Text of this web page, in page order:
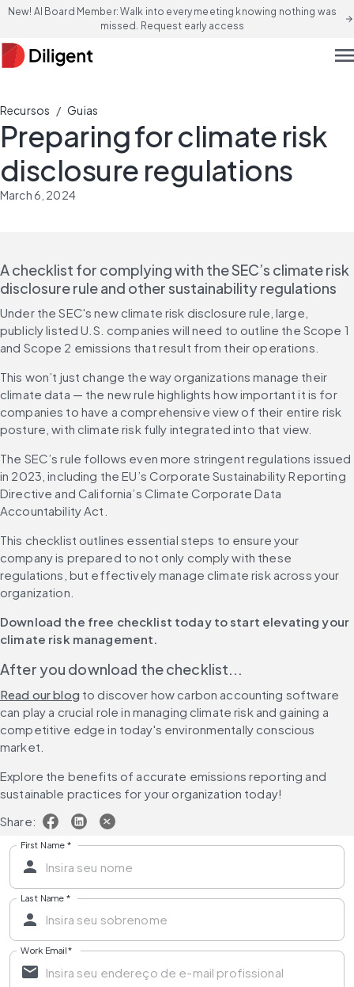
New! AI Board Member: Walk into every meeting knowing nothing was
missed. Request early access
arrow_forward
Recursos / Guias
Preparing for climate risk
disclosure regulations
March 6, 2024
A checklist for complying with the SEC’s climate risk
disclosure rule and other sustainability regulations
Under the SEC's new climate risk disclosure rule, large,
publicly listed U.S. companies will need to outline the Scope 1
and Scope 2 emissions that result from their operations.
This won’t just change the way organizations manage their
climate data — the new rule highlights how important it is for
companies to have a comprehensive view of their entire risk
posture, with climate risk fully integrated into that view.
The SEC’s rule follows even more stringent regulations issued
in 2023, including the EU’s Corporate Sustainability Reporting
Directive and California’s Climate Corporate Data
Accountability Act.
This checklist outlines essential steps to ensure your
company is prepared to not only comply with these
regulations, but effectively manage climate risk across your
organization.
Download the free checklist today to start elevating your
climate risk management.
After you download the checklist...
Read our blog to discover how carbon accounting software
can play a crucial role in managing climate risk and gaining a
competitive edge in today's environmentally conscious
market.
Explore the benefits of accurate emissions reporting and
sustainable practices for your organization today!
Share:
First Name *
Last Name *
Work Email*